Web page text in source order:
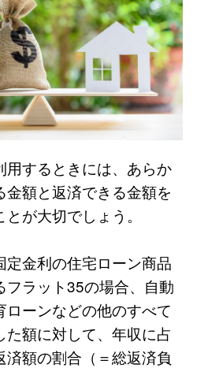
用するときには、あらか
金額と返済できる金額を
が大切でしょう。
定金利の住宅ローン商品
フラット35の場合、自動
ローンなどの他のすべて
た額に対して、年収に占
済額の割合（＝総返済負